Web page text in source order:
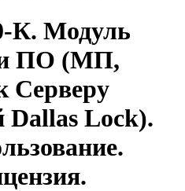
К. Модуль
ПО (МП,
Серверу
Dallas Lock).